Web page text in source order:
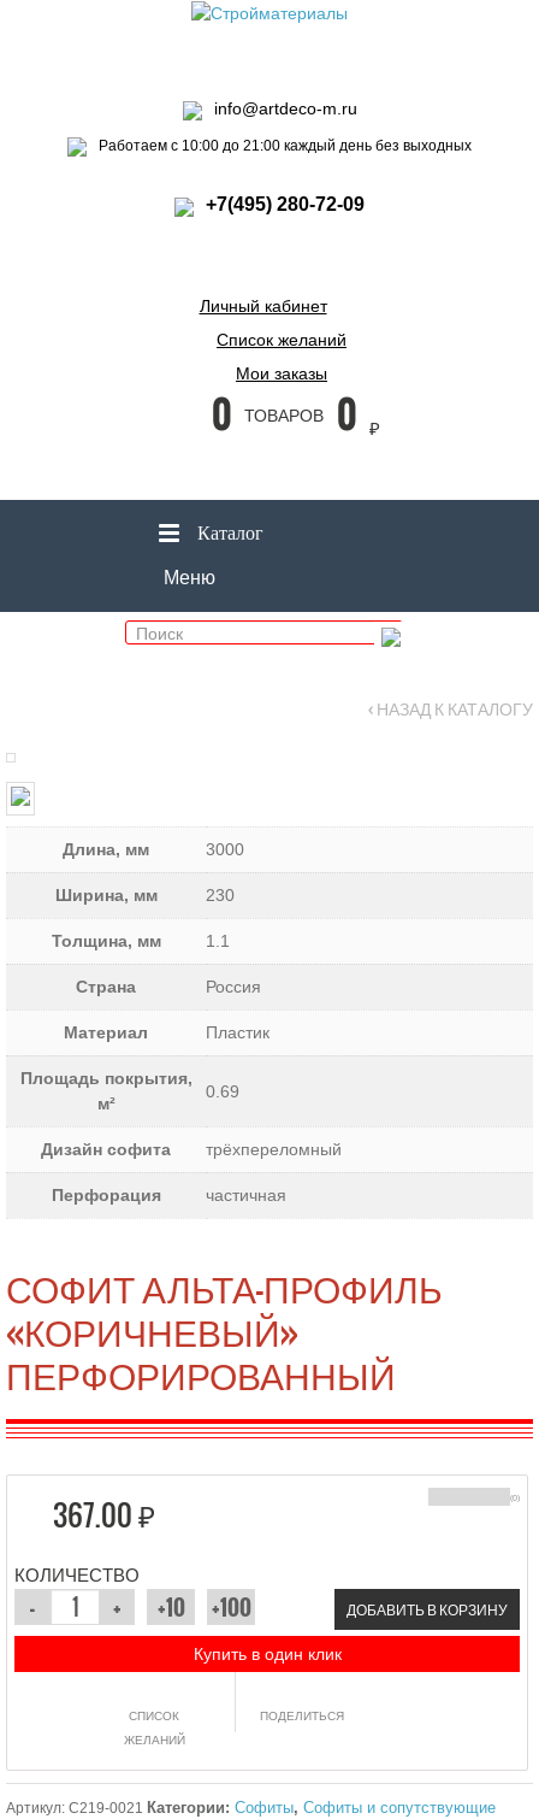
info@artdeco-m.ru
Работаем с 10:00 до 21:00 каждый день без выходных
+7(495) 280-72-09
Личный кабинет
Список желаний
Мои заказы
0 ТОВАРОВ 0 ₽
Каталог
Меню
‹ НАЗАД К КАТАЛОГУ
Длина, мм 3000
Ширина, мм 230
Толщина, мм 1.1
Страна Россия
Материал Пластик
Площадь покрытия,
м²
0.69
Дизайн софита трёхпереломный
Перфорация частичная
СОФИТ АЛЬТА-ПРОФИЛЬ
«КОРИЧНЕВЫЙ»
ПЕРФОРИРОВАННЫЙ
(0)
367.00 ₽
КОЛИЧЕСТВО
ДОБАВИТЬ В КОРЗИНУ
Купить в один клик
СПИСОК
ЖЕЛАНИЙ
ПОДЕЛИТЬСЯ
Артикул: C219-0021 Категории: Софиты, Софиты и сопутствующие